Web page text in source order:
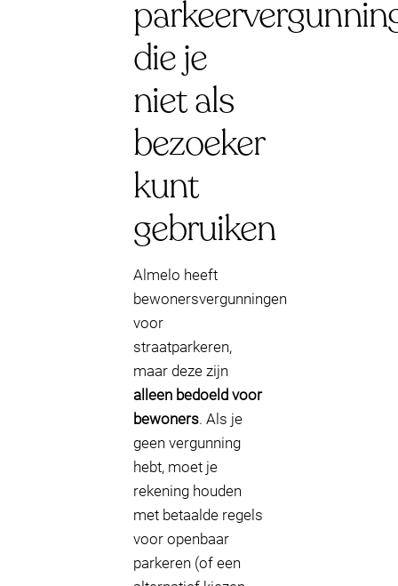
die je
niet als
bezoeker
kunt
gebruiken
Almelo heeft
bewonersvergunningen
voor
straatparkeren,
maar deze zijn
alleen bedoeld voor
bewoners. Als je
geen vergunning
hebt, moet je
rekening houden
met betaalde regels
voor openbaar
parkeren (of een